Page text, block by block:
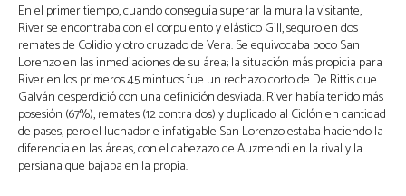
En el primer tiempo, cuando conseguía superar la muralla visitante,
River se encontraba con el corpulento y elástico Gill, seguro en dos
remates de Colidio y otro cruzado de Vera. Se equivocaba poco San
Lorenzo en las inmediaciones de su área; la situación más propicia para
River en los primeros 45 mintuos fue un rechazo corto de De Rittis que
Galván desperdició con una definición desviada. River había tenido más
posesión (67%), remates (12 contra dos) y duplicado al Ciclón en cantidad
de pases, pero el luchador e infatigable San Lorenzo estaba haciendo la
diferencia en las áreas, con el cabezazo de Auzmendi en la rival y la
persiana que bajaba en la propia.